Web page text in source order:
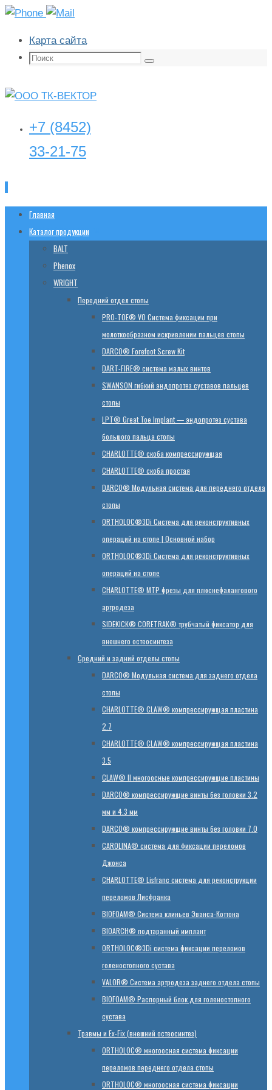
Карта сайта
Поиск:
Поиск
+7 (8452)
33-21-75
tk-
vector@yandex.ru
Перейти
содержимому
Главная
Каталог продукции
BALT
Phenox
WRIGHT
Передний отдел стопы
PRO-TOE® VO Система фиксации при
молоткообразном искривлении пальцев стопы
DARCO® Forefoot Screw Kit
DART-FIRE® система малых винтов
SWANSON гибкий эндопротез суставов пальцев
стопы
LPT® Great Toe Implant — эндопротез сустава
большого пальца стопы
CHARLOTTE® скоба компрессирующая
CHARLOTTE® скоба простая
DARCO® Модульная система для переднего отдела
стопы
ORTHOLOC®3Di Система для реконструктивных
операций на стопе | Основной набор
ORTHOLOC®3Di Система для реконструктивных
операций на стопе
CHARLOTTE® MTP фрезы для плюснефалангового
артродеза
SIDEKICK® CORETRAK® трубчатый фиксатор для
внешнего остеосинтеза
Средний и задний отделы стопы
DARCO® Модульная система для заднего отдела
стопы
CHARLOTTE® CLAW® компрессирующая пластина
2.7
CHARLOTTE® CLAW® компрессирующая пластина
3.5
CLAW® II многоосные компрессирующие пластины
DARCO® компрессирующие винты без головки 3.2
мм и 4.3 мм
DARCO® компрессирующие винты без головки 7.0
CAROLINA® система для фиксации переломов
Джонса
CHARLOTTE® Lisfranc система для реконструкции
переломов Лисфранка
BIOFOAM® Система клиньев Эванса-Коттона
BIOARCH® подтаранный имплант
ORTHOLOC®3Di система фиксации переломов
голеностопного сустава
VALOR® Система артродеза заднего отдела стопы
BIOFOAM® Распорный блок для голеностопного
сустава
Травмы и Ex-Fix (внешний остеосинтез)
ORTHOLOC® многоосная система фиксации
переломов переднего отдела стопы
ORTHOLOC® многоосная система фиксации